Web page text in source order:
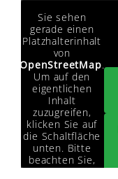
Sie sehen
gerade einen
Platzhalterinhalt
von
OpenStreetMap.
Um auf den
eigentlichen
Inhalt
zuzugreifen,
klicken Sie auf
die Schaltfläche
unten. Bitte
beachten Sie,
dass dabei